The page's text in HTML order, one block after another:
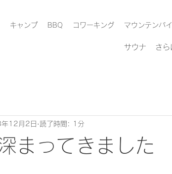
キャンプ BBQ コワーキング マウンテンバ
さら
​サウナ
まってきました
12月2日 読了時間: 1分